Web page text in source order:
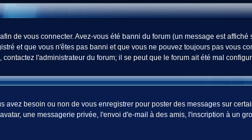
de vous connecter. Avez-vous été banni du forum (un message est
et que vous n'êtes pas banni et que vous ne pouvez toujours pas vous
l'administrateur du forum; il se peut que le forum ait été mal
besoin ou non de vous enregistrer pour poster des messages sur
une messagerie privée, l'envoi d'e-mail à des amis, l'inscription à un